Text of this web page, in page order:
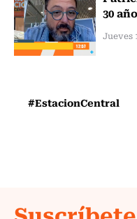
30
Jueves
#EstacionCentral